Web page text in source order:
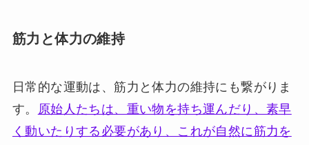
筋力と体力の維持
日常的な運動は、筋力と体力の維持にも繋がりま
す。
原始人たちは、重い物を持ち運んだり、素早
く動いたりする必要があり、これが自然に筋力を